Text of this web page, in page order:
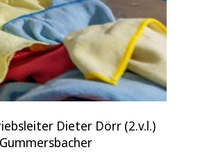
Dieter Dörr (2.v.l.)